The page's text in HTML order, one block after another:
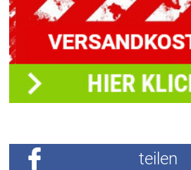
teilen